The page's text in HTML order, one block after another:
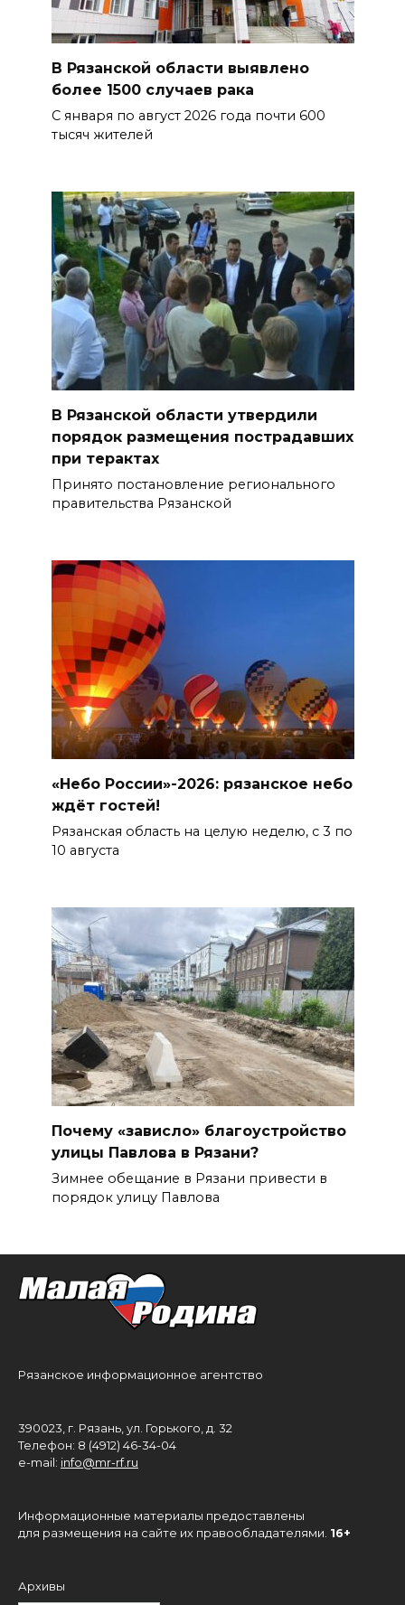
В Рязанской области выявлено
более 1500 случаев рака
С января по август 2026 года почти 600
тысяч жителей
В Рязанской области утвердили
порядок размещения пострадавших
при терактах
Принято постановление регионального
правительства Рязанской
«Небо России»-2026: рязанское небо
ждёт гостей!
Рязанская область на целую неделю, с 3 по
10 августа
Почему «зависло» благоустройство
улицы Павлова в Рязани?
Зимнее обещание в Рязани привести в
порядок улицу Павлова
Рязанское информационное агентство
390023, г. Рязань, ул. Горького, д. 32
Телефон: 8 (4912) 46-34-04
e-mail: info@mr-rf.ru
Информационные материалы предоставлены
для размещения на сайте их правообладателями. 16+
Архивы